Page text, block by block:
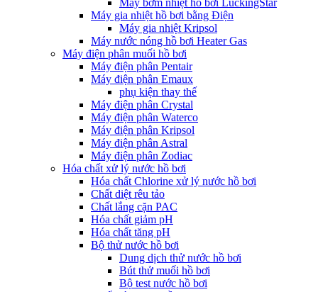
Máy bơm nhiệt hồ bơi LuckingStar
Máy gia nhiệt hồ bơi bằng Điện
Máy gia nhiệt Kripsol
Máy nước nóng hồ bơi Heater Gas
Máy điện phân muối hồ bơi
Máy điện phân Pentair
Máy điện phân Emaux
phụ kiện thay thế
Máy điện phân Crystal
Máy điện phân Waterco
Máy điện phân Kripsol
Máy điện phân Astral
Máy điện phân Zodiac
Hóa chất xử lý nước hồ bơi
Hóa chất Chlorine xử lý nước hồ bơi
Chất diệt rêu tảo
Chất lắng cặn PAC
Hóa chất giảm pH
Hóa chất tăng pH
Bộ thử nước hồ bơi
Dung dịch thử nước hồ bơi
Bút thử muối hồ bơi
Bộ test nước hồ bơi